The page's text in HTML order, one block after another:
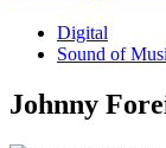
Digital
Sound of
Johnny